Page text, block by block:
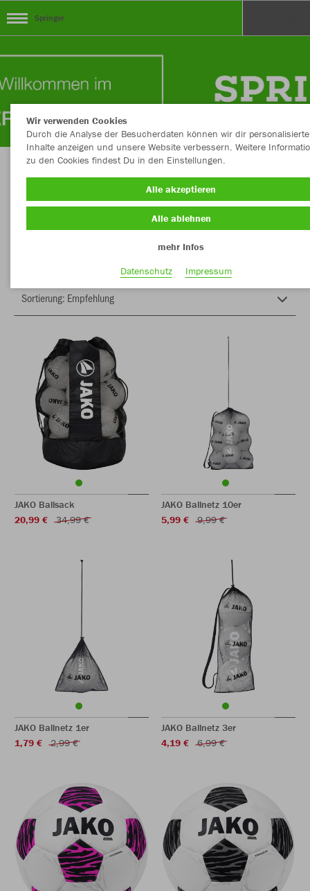
Springer
Herzlich Willkommen Springer Teamshop
JAKO Ballsack
20,99 €
34,99 €
JAKO Ballnetz 10er
5,99 €
9,99 €
JAKO Ballnetz 1er
1,79 €
2,99 €
JAKO Ballnetz 3er
4,19 €
6,99 €
Wir verwenden Cookies
Durch die Analyse der Besucherdaten können wir dir personalisierte
Inhalte anzeigen und unsere Website verbessern. Weitere
zu den Cookies findest Du in den Einstellungen.
Alle akzeptieren
Alle ablehnen
mehr Infos
Datenschutz
Impressum